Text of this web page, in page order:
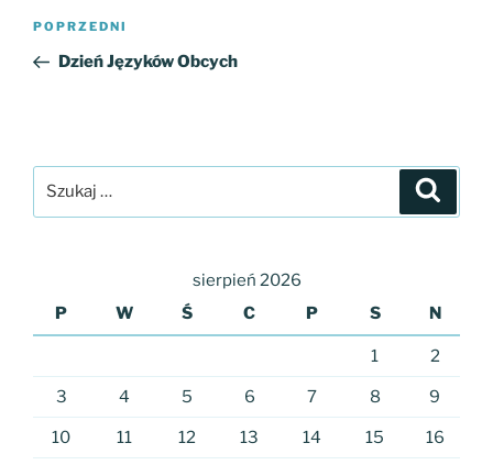
Nawigacja
Poprzedni
wpis
POPRZEDNI
Dzień Języków Obcych
sierpień 2026
P
W Ś C P S N
1 2
3 4 5 6 7 8 9
10 11 12 13 14 15 16